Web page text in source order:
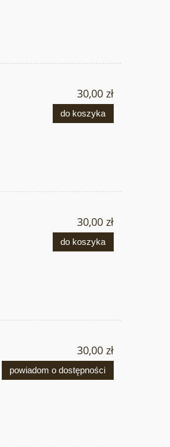
30,00 zł
do koszyka
30,00 zł
do koszyka
30,00 zł
powiadom o dostępności